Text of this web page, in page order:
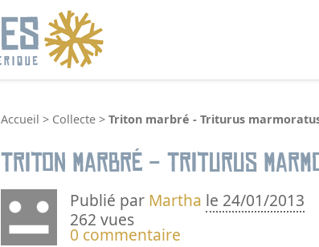
Accueil > Collecte > Triton marbré - Triturus
Triton marbré - Triturus
Publié par Martha le 24/01/2013
262 vues
0 commentaire